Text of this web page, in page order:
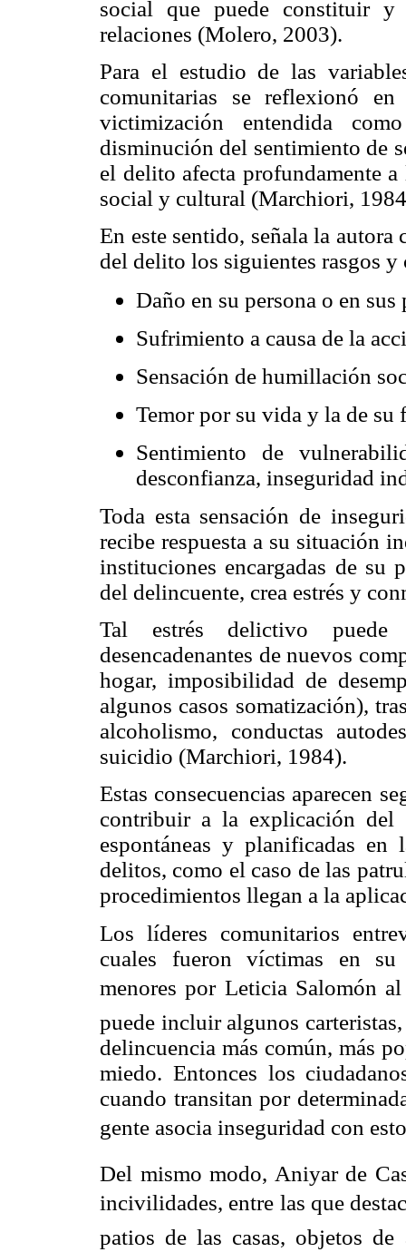
social que puede constituir y
relaciones (Molero, 2003).
Para el estudio de las
comunitarias se reflexionó
victimización entendida
disminución del sentimiento de
el delito afecta profundamente
social y cultural (Marchiori,
En este sentido, señala la
del delito los siguientes rasgos
Daño en su persona o en sus
Sufrimiento a causa de la
Sensación de humillación
Temor por su vida y la de su
Sentimiento de
desconfianza, inseguridad
Toda esta sensación de
recibe respuesta a su situación
instituciones encargadas de su
del delincuente, crea estrés y
Tal estrés delictivo puede
desencadenantes de nuevos
hogar, imposibilidad de
algunos casos somatización),
alcoholismo, conductas
suicidio (Marchiori, 1984).
Estas consecuencias aparecen
contribuir a la explicación del
espontáneas y planificadas
delitos, como el caso de las
procedimientos llegan a la
Los líderes comunitarios
cuales fueron víctimas en su
menores por Leticia Salomón
puede incluir algunos carteristas,
delincuencia más común, más
miedo. Entonces los
cuando transitan por
gente asocia inseguridad con
Del mismo modo, Aniyar de
incivilidades, entre las que
patios de las casas, objetos